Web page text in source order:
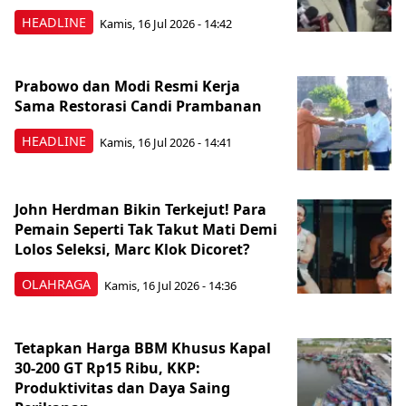
HEADLINE Kamis, 16 Jul 2026 - 14:42
HEADLINE
Prabowo dan Modi Resmi Kerja
Sama Restorasi Candi Prambanan
Kamis, 16 Jul 2026 - 14:41
OLAHRAGA
John Herdman Bikin Terkejut! Para
Pemain Seperti Tak Takut Mati Demi
Lolos Seleksi, Marc Klok Dicoret?
Kamis, 16 Jul 2026 - 14:36
Tetapkan Harga BBM Khusus Kapal
30-200 GT Rp15 Ribu, KKP:
Produktivitas dan Daya Saing